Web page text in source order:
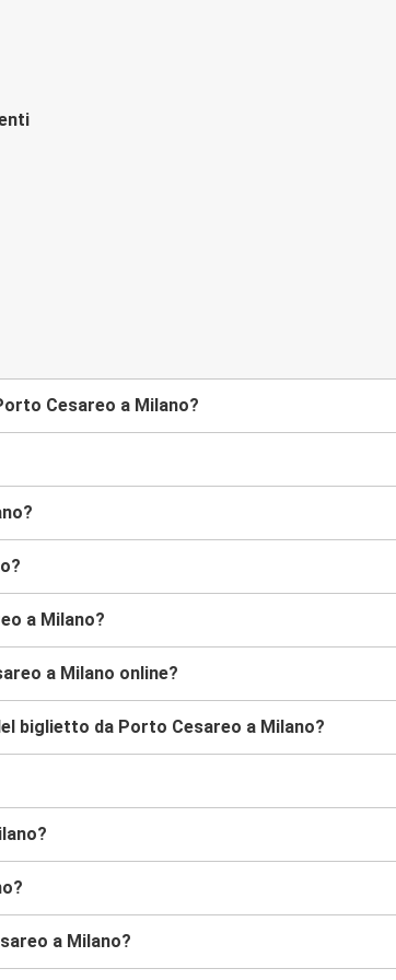
Cesareo a Milano?
a Milano?
a Milano online?
biglietto da Porto Cesareo a Milano?
a Milano?